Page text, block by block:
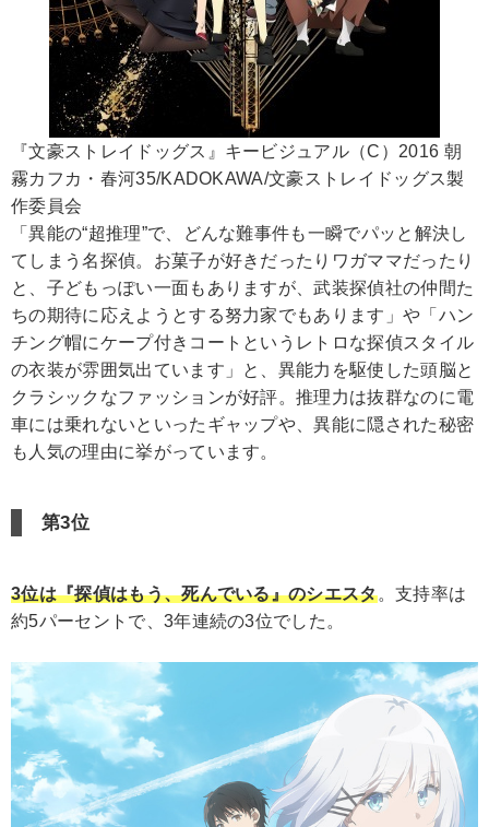
『文豪ストレイドッグス』キービジュアル（C）2016 朝
霧カフカ・春河35/KADOKAWA/文豪ストレイドッグス製
作委員会
「異能の“超推理”で、どんな難事件も一瞬でパッと解決し
てしまう名探偵。お菓子が好きだったりワガママだったり
と、子どもっぽい一面もありますが、武装探偵社の仲間た
ちの期待に応えようとする努力家でもあります」や「ハン
チング帽にケープ付きコートというレトロな探偵スタイル
の衣装が雰囲気出ています」と、異能力を駆使した頭脳と
クラシックなファッションが好評。推理力は抜群なのに電
車には乗れないといったギャップや、異能に隠された秘密
も人気の理由に挙がっています。
第3位
3位は『探偵はもう、死んでいる』のシエスタ。支持率は
約5パーセントで、3年連続の3位でした。